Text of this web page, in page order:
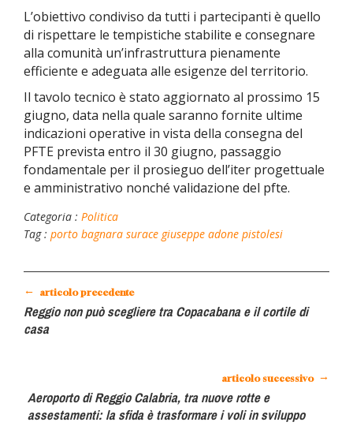
L’obiettivo condiviso da tutti i partecipanti è quello
di rispettare le tempistiche stabilite e consegnare
alla comunità un’infrastruttura pienamente
efficiente e adeguata alle esigenze del territorio.
Il tavolo tecnico è stato aggiornato al prossimo 15
giugno, data nella quale saranno fornite ultime
indicazioni operative in vista della consegna del
PFTE prevista entro il 30 giugno, passaggio
fondamentale per il prosieguo dell’iter progettuale
e amministrativo nonché validazione del pfte.
Categoria : Politica
Tag : porto bagnara surace giuseppe adone pistolesi
← articolo precedente
Reggio non può scegliere tra Copacabana e il cortile di
casa
articolo successivo →
Aeroporto di Reggio Calabria, tra nuove rotte e
assestamenti: la sfida è trasformare i voli in sviluppo